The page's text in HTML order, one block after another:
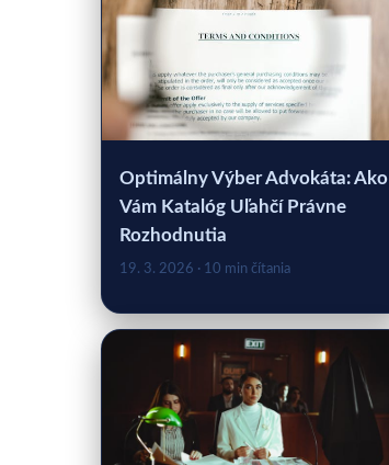
Optimálny Výber Advokáta: Ako
Vám Katalóg Uľahčí Právne
Rozhodnutia
19. 3. 2026 · 10 min čítania